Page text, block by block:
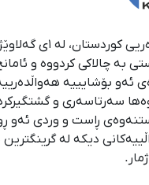
بە چالاکی کردووە و
ئەو بۆشایییە
سەرتاسەری و
ڕاست و وردی ئەو
دیكە لە